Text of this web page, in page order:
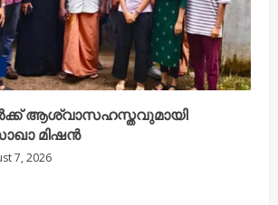
ആശ്വാസഹസ്തവുമായി
മിഷൻ
7, 2026